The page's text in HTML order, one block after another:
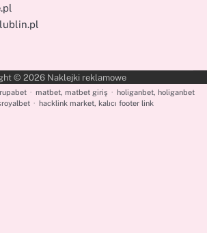
© 2026 Naklejki reklamowe
· matbet, matbet giriş · holiganbet, holiganbet
· hacklink market, kalıcı footer link